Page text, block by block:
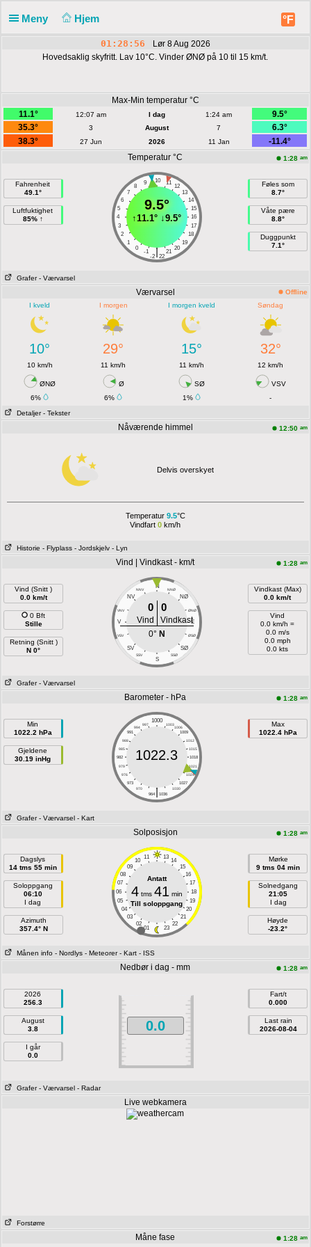
Meny Hjem °F
01:28:56
Lør 8 Aug 2026
Hovedsaklig skyfritt. Lav 10°C. Vinder ØNØ på 10 til 15 km/t.
Max-Min temperatur °C
11.1°
12:07 am I dag 1:24 am
9.5°
35.3°
3 August 7
6.3°
38.3°
27 Jun 2026 11 Jan
-11.4°
Temperatur °C
1:28 am
Fahrenheit
49.1°
Luftfuktighet
85% ↑
10
9 11
8
12
7
13
6
14
5
15
4
16
3
17
2
18
1
19
0
20
-1 21
|
-2 22
9.5°
↑11.1° ↓9.5°
Føles som
8.7°
Våte pære
8.8°
Duggpunkt
7.1°
Grafer - Værvarsel
Værvarsel
Offline
I kveld
I morgen I morgen kveld Søndag
10° 29° 15° 32°
10 km/h 11 km/h 11 km/h 12 km/h
ØNØ Ø SØ
VSV
6%
6% 1%
-
Detaljer - Tekster
Nåværende himmel 12:50 am
Delvis overskyet
Temperatur 9.5°C
Vindfart 0 km/h
Historie - Flyplass - Jordskjelv - Lyn
Vind | Vindkast - km/t 1:28 am
Vind (Snitt )
0.0 km/t
0 Bft
Stille
Retning (Snitt )
N 0°
N
NNV NNØ
NV NØ
VNV ØNØ
V E
VSV ØSØ
SV SØ
SSV SSØ
S
0 0
Vind
Vindkast
0° N
Vindkast (Max)
0.0 km/t
Vind
0.0 km/h =
0.0 m/s
0.0 mph
0.0 kts
Grafer - Værvarsel
Barometer - hPa 1:28 am
Min
1022.2 hPa
Gjeldene
30.19 inHg
1000
997 1003
994
1006
991
1009
988
1012
985
1015
982
1018
979
1021
976
1024
973
1027
970
1030
|
964 1036
1022.3
Max
1022.4 hPa
Grafer - Værvarsel - Kart
Solposisjon 1:28 am
Dagslys
14 tms 55 min
Soloppgang
06:10
I dag
Azimuth
357.4° N
11 13
10
14
09
15
08
16
07
17
06
18
05
19
04
20
03
21
02
22
01 23
Antatt
4tms 41 min
Till soloppgang
Mørke
9 tms 04 min
Solnedgang
21:05
I dag
Høyde
-23.2°
Månen info - Nordlys - Meteorer - Kart - ISS
Nedbør i dag - mm 1:28 am
2026
256.3
August
3.8
I går
0.0
0.0
Fart/t
0.000
Last rain
2026-08-04
Grafer - Værvarsel - Radar
Live webkamera
Forstørre
Måne fase 1:28 am